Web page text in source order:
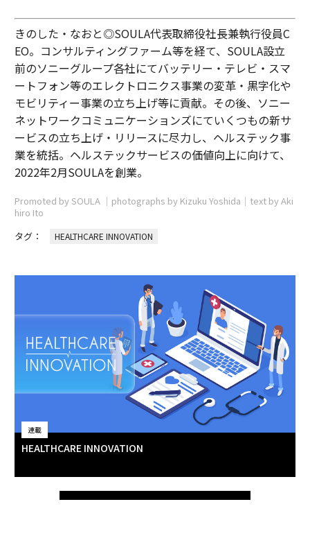
きのした・なおと◎SOULA代表取締役社長兼執行役員C
EO。コンサルティングファーム等を経て、SOULA設立
前のソニーグループ各社にてバッテリー・テレビ・スマ
ートフォン等のエレクトロニクス事業の変革・黒字化や
モビリティー事業の立ち上げ等に貢献。その後、ソニー
ネットワークコミュニケーションズにていくつもの新サ
ービスの立ち上げ・リリースに尽力し、ヘルステック事
業を統括。ヘルステックサービスの価値向上に向けて、
2022年2月SOULAを創業。
Promoted by SOULA │photographs by Kizuku Yoshida│text by Aki
hiro Ito
タグ：
HEALTHCARE INNOVATION
連載
HEALTHCARE INNOVATION
連載一覧